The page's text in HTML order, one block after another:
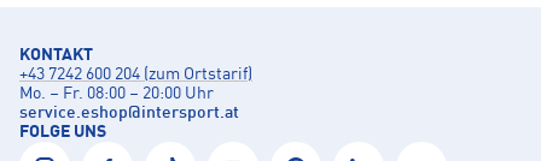
KONTAKT
+43 7242 600 204 (zum Ortstarif)
Mo. – Fr. 08:00 – 20:00 Uhr
service.eshop@intersport.at
FOLGE UNS